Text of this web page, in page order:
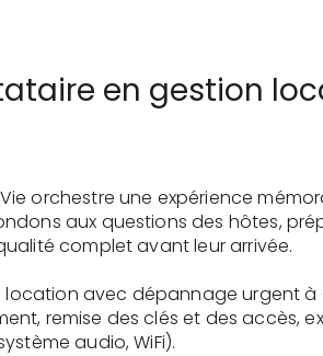
en gestion
orchestre une expérience
aux questions des hôtes,
complet avant leur arrivée.
location avec dépannage urgent
remise des clés et des accès,
audio, WiFi).